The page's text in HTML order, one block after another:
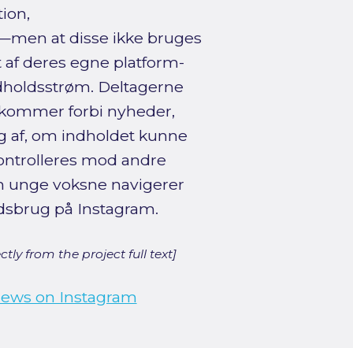
at disse ikke bruges
deres egne platform-
Deltagerne
forbi nyheder,
af, om indholdet kunne
mod andre
unge voksne navigerer
på Instagram.
from the project full text]
on Instagram